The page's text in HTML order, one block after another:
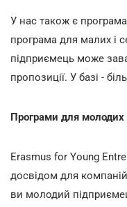
У нас також є програма
програма для малих і
підприємець може
пропозиції. У базі -
Програми для молодих
Erasmus for Young
досвідом для
ви молодий